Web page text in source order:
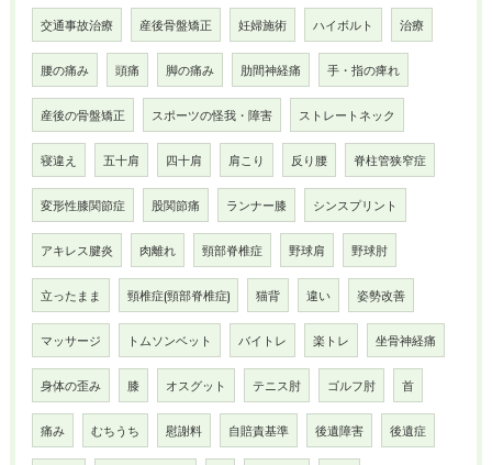
交通事故治療 産後骨盤矯正 妊婦施術 ハイボルト 治療
腰の痛み 頭痛 脚の痛み 肋間神経痛 手・指の痺れ
産後の骨盤矯正 スポーツの怪我・障害 ストレートネック
寝違え 五十肩 四十肩 肩こり 反り腰 脊柱管狭窄症
変形性膝関節症 股関節痛 ランナー膝 シンスプリント
アキレス腱炎 肉離れ 頸部脊椎症 野球肩 野球肘
立ったまま 頸椎症(頸部脊椎症) 猫背 違い 姿勢改善
マッサージ トムソンベット バイトレ 楽トレ 坐骨神経痛
身体の歪み 膝 オスグット テニス肘 ゴルフ肘 首
痛み むちうち 慰謝料 自賠責基準 後遺障害 後遺症